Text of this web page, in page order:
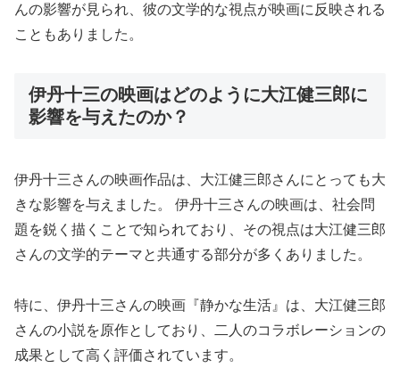
んの影響が見られ、彼の文学的な視点が映画に反映される
こともありました。
伊丹十三の映画はどのように大江健三郎に
影響を与えたのか？
伊丹十三さんの映画作品は、大江健三郎さんにとっても大
きな影響を与えました。 伊丹十三さんの映画は、社会問
題を鋭く描くことで知られており、その視点は大江健三郎
さんの文学的テーマと共通する部分が多くありました。
特に、伊丹十三さんの映画『静かな生活』は、大江健三郎
さんの小説を原作としており、二人のコラボレーションの
成果として高く評価されています。